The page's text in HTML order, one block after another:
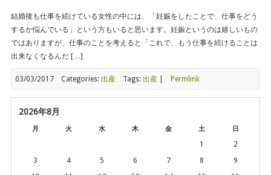
結婚後も仕事を続けている女性の中には、「妊娠をしたことで、仕事をどう
するか悩んでいる」という方もいると思います。妊娠というのは嬉しいもの
ではありますが、仕事のことを考えると「これで、もう仕事を続けることは
出来なくなるんだ […]
03/03/2017 Categories: 出産 Tags: 出産 Permlink
2026年8月
月 火 水 木 金 土 日
1
2
3
4 5 6 7 8
9